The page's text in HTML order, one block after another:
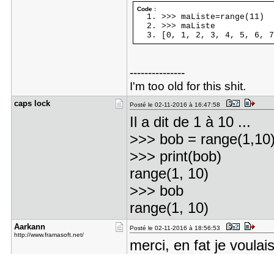
Code :
>>> maListe=range(11)
>>> maListe
[0, 1, 2, 3, 4, 5, 6,
---------------
I'm too old for this shit.
caps lock Posté le 02-11-2016 à 16:47:58
Il a dit de 1 à 10 ...
>>> bob =
>>> print(bob)
range(1, 10)
>>> bob
range(1, 10)
Aarkann
http://www.framasoft.net/
Posté le 02-11-2016 à 18:56:53
merci, en fat je